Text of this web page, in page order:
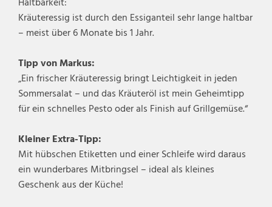
Kräuteressig ist durch den Essiganteil sehr lange haltbar
– meist über 6 Monate bis 1 Jahr.
Tipp von Markus:
„Ein frischer Kräuteressig bringt Leichtigkeit in jeden
Sommersalat – und das Kräuteröl ist mein Geheimtipp
für ein schnelles Pesto oder als Finish auf Grillgemüse.“
Kleiner Extra-Tipp:
Mit hübschen Etiketten und einer Schleife wird daraus
ein wunderbares Mitbringsel – ideal als kleines
Geschenk aus der Küche!